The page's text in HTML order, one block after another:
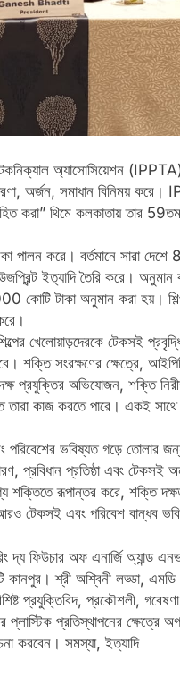
অ্যাসোসিয়েশন
ধারণা, অর্জন, সমাধান বিনিময়
করা” থিমে কলকাতায় তার 59তম
পালন করে। বর্তমানে সারা
ইত্যাদি তৈরি করে।
কোটি টাকা অনুমান করা হয়।
খেলোয়াড়দেরকে টেকসই
শক্তি সংরক্ষণের ক্ষেত্রে,
প্রযুক্তির অভিযোজন, শক্তি
তারা কাজ করতে পারে। একই
পরিবেশের ভবিষ্যত গড়ে তোলার
প্রবিধান প্রতিষ্ঠা এবং টেকসই
শক্তিতে রূপান্তর করে, শক্তি
টেকসই এবং পরিবেশ বান্ধব
ফিউচার অফ এনার্জি অ্যান্ড
শ্রী অশ্বিনী লড্ডা, এমডি ও
প্রযুক্তিবিদ, প্রকৌশলী,
প্রতিস্থাপনের ক্ষেত্রে
করবেন। সমস্যা, ইত্যাদি